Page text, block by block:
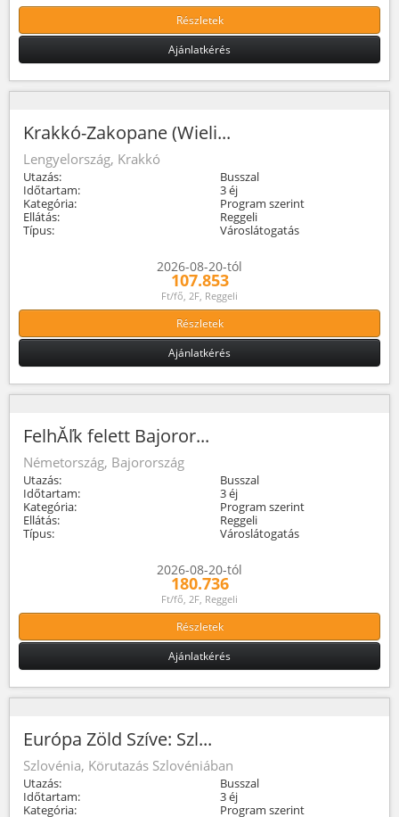
Részletek
Ajánlatkérés
Krakkó-Zakopane (Wieli...
Lengyelország, Krakkó
Utazás:
Busszal
Időtartam:
3 éj
Kategória:
Program szerint
Ellátás:
Reggeli
Típus:
Városlátogatás
2026-08-20-tól
107.853
Ft/fő, 2F, Reggeli
Részletek
Ajánlatkérés
FelhĂľk felett Bajoror...
Németország, Bajorország
Utazás:
Busszal
Időtartam:
3 éj
Kategória:
Program szerint
Ellátás:
Reggeli
Típus:
Városlátogatás
2026-08-20-tól
180.736
Ft/fő, 2F, Reggeli
Részletek
Ajánlatkérés
Európa Zöld Szíve: Szl...
Szlovénia, Körutazás Szlovéniában
Utazás:
Busszal
Időtartam:
3 éj
Kategória:
Program szerint